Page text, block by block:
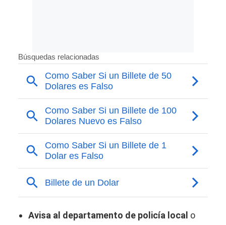
Avisa al departamento de policía local o